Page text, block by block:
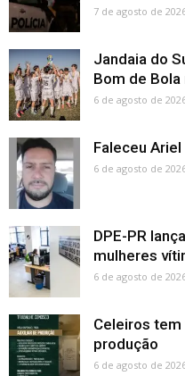
7 de agosto de
Jandaia do
Bom de
6 de agosto de
Faleceu Ariel
6 de agosto de
DPE-PR
mulheres
6 de agosto de
Celeiros tem
produção
6 de agosto de